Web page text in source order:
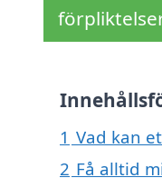
1 Vad kan
2 Få alltid